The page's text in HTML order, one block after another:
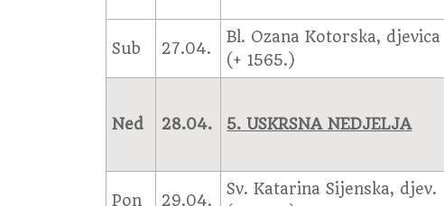
Sub 27.04.
Bl. Ozana Kotorska, djevica
(+ 1565.)
Ned 28.04. 5. USKRSNA NEDJELJA
Pon 29.04.
Sv. Katarina Sijenska, djev.